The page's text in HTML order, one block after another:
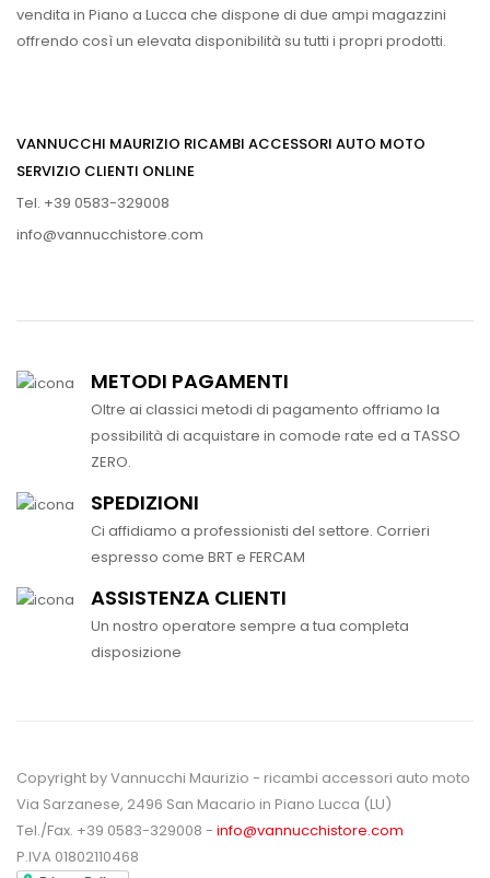
vendita in Piano a Lucca che dispone di due ampi magazzini
offrendo così un elevata disponibilità su tutti i propri prodotti.
VANNUCCHI MAURIZIO RICAMBI ACCESSORI AUTO MOTO
SERVIZIO CLIENTI ONLINE
Tel. +39 0583-329008
info@vannucchistore.com
METODI PAGAMENTI
Oltre ai classici metodi di pagamento offriamo la
possibilità di acquistare in comode rate ed a TASSO
ZERO.
SPEDIZIONI
Ci affidiamo a professionisti del settore. Corrieri
espresso come BRT e FERCAM
ASSISTENZA CLIENTI
Un nostro operatore sempre a tua completa
disposizione
Copyright by Vannucchi Maurizio - ricambi accessori auto moto
Via Sarzanese, 2496 San Macario in Piano Lucca (LU)
Tel./Fax. +39 0583-329008 - info@vannucchistore.com
P.IVA 01802110468